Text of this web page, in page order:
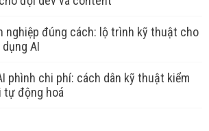
nghiệp đúng cách: lộ trình kỹ thuật cho
AI
phình chi phí: cách dân kỹ thuật kiểm
tự động hoá